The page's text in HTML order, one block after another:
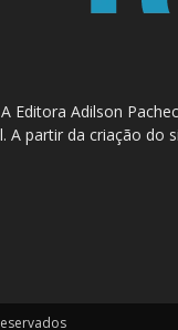
Editora Adilson
A partir da criação do